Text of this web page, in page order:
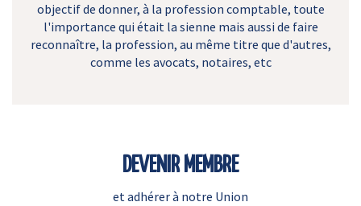
objectif de donner, à la profession comptable, toute
l'importance qui était la sienne mais aussi de faire
reconnaître, la profession, au même titre que d'autres,
comme les avocats, notaires, etc
DEVENIR MEMBRE
et adhérer à notre Union